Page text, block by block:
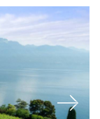
Next